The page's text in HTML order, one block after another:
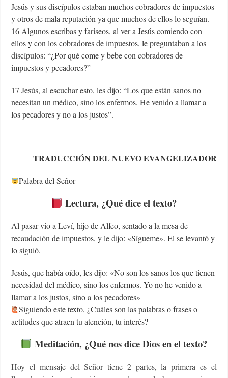
Jesús y sus discípulos estaban muchos cobradores de impuestos
y otros de mala reputación ya que muchos de ellos lo seguían.
16 Algunos escribas y fariseos, al ver a Jesús comiendo con
ellos y con los cobradores de impuestos, le preguntaban a los
discípulos: “¿Por qué come y bebe con cobradores de
impuestos y pecadores?”
17 Jesús, al escuchar esto, les dijo: “Los que están sanos no
necesitan un médico, sino los enfermos. He venido a llamar a
los pecadores y no a los justos”.
TRADUCCIÓN DEL NUEVO EVANGELIZADOR
Palabra del Señor
Lectura, ¿Qué dice el texto?
Al pasar vio a Leví, hijo de Alfeo, sentado a la mesa de
recaudación de impuestos, y le dijo: «Sígueme». El se levantó y
lo siguió.
Jesús, que había oído, les dijo: «No son los sanos los que tienen
necesidad del médico, sino los enfermos. Yo no he venido a
llamar a los justos, sino a los pecadores»
Siguiendo este texto, ¿Cuáles son las palabras o frases o
actitudes que atraen tu atención, tu interés?
Meditación, ¿Qué nos dice Dios en el texto?
Hoy el mensaje del Señor tiene 2 partes, la primera es el